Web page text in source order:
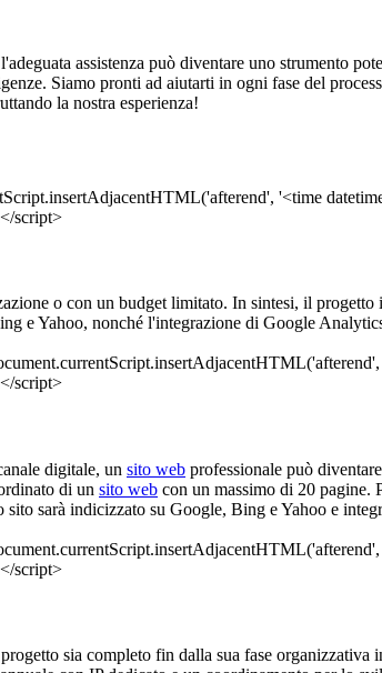
assistenza può diventare uno strumento
Siamo pronti ad aiutarti in ogni fase del
la nostra esperienza!
o con un budget limitato. In sintesi, il
e Yahoo, nonché l'integrazione di Google
digitale, un sito web professionale può
di un sito web con un massimo di 20 pagine.
sarà indicizzato su Google, Bing e Yahoo e
sia completo fin dalla sua fase organizzativa